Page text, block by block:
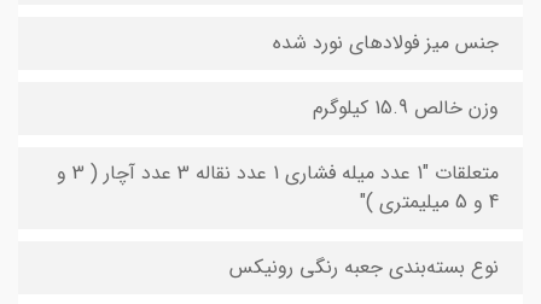
جنس میز فولادهای نورد شده
وزن خالص 15.9 کیلوگرم
متعلقات "1 عدد میله فشاری 1 عدد نقاله 3 عدد آچار ( 3 و
4 و 5 میلیمتری )"
نوع‌ بسته‌بندی جعبه رنگی رونیکس